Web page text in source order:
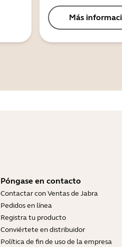
Más
Póngase en contacto
Contactar con Ventas de Jabra
Pedidos en línea
Registra tu producto
Conviértete en distribuidor
Política de fin de uso de la empresa